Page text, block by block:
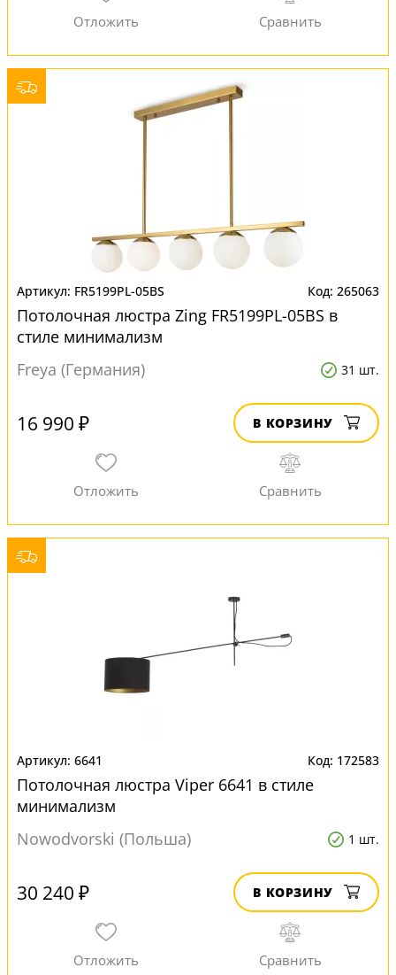
FR5199PL-05BS 265063
Потолочная люстра Zing FR5199PL-05BS в
стиле минимализм
Freya (Германия)
31 шт.
16 990 ₽ В КОРЗИНУ
6641 172583
Потолочная люстра Viper 6641 в стиле
минимализм
Nowodvorski (Польша)
1 шт.
30 240 ₽ В КОРЗИНУ